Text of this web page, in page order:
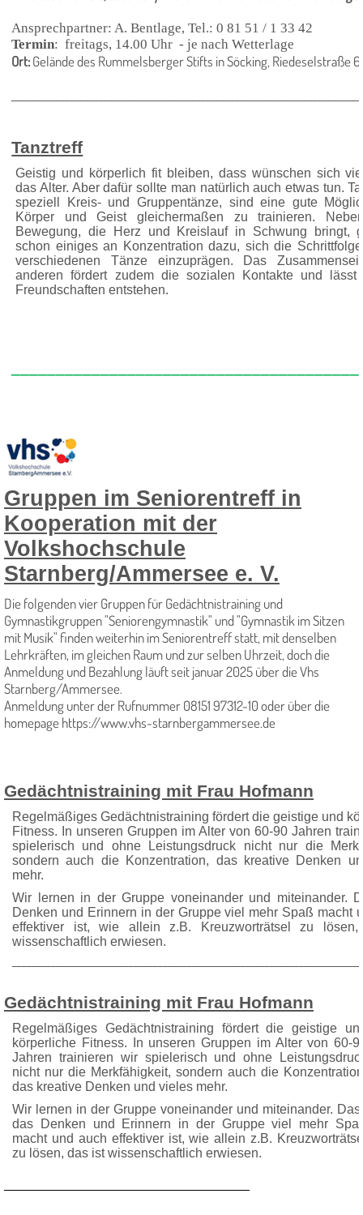
Ansprechpartner: A. Bentlage, Tel.: 0 81 51 / 1 33 42
Termin: freitags, 14.00 Uhr - je nach Wetterlage
Ort:Gelände des Rummelsberger Stifts in Söcking, Riedeselstraße 6
Tanztreff
Geistig und körperlich fit bleiben, dass wünschen sich
das Alter. Aber dafür sollte man natürlich auch etwas tun.
speziell Kreis- und Gruppentänze, sind eine gute
Körper und Geist gleichermaßen zu trainieren.
Bewegung, die Herz und Kreislauf in Schwung bringt,
schon einiges an Konzentration dazu, sich die
verschiedenen Tänze einzuprägen. Das
anderen fördert zudem die sozialen Kontakte und lässt
Freundschaften entstehen.
Gruppen im Seniorentreff in
Kooperation mit der
Volkshochschule
Starnberg/Ammersee e. V.
Die folgenden vier Gruppen für Gedächtnistraining und
Gymnastikgruppen "Seniorengymnastik" und "Gymnastik im Sitzen
mit Musik" finden weiterhin im Seniorentreff statt, mit denselben
Lehrkräften, im gleichen Raum und zur selben Uhrzeit, doch die
Anmeldung und Bezahlung läuft seit januar 2025 über die Vhs
Starnberg/Ammersee.
Anmeldung unter der Rufnummer 08151 97312-10 oder über die
homepage https://www.vhs-starnbergammersee.de
Gedächtnistraining mit Frau Hofmann
Regelmäßiges Gedächtnistraining fördert die geistige und
Fitness. In unseren Gruppen im Alter von 60-90 Jahren
spielerisch und ohne Leistungsdruck nicht nur die
sondern auch die Konzen­tration, das kreative Denken
mehr.
Wir lernen in der Gruppe voneinander und mitein­ander.
Denken und Erinnern in der Gruppe viel mehr Spaß macht
effektiver ist, wie allein z.B. Kreuzworträtsel zu
wissenschaftlich erwiesen.
Gedächtnistraining mit Frau Hofmann
Regelmäßiges Gedächtnistraining fördert die geistige
körperliche Fitness. In unseren Gruppen im Alter von 60-
Jahren trainieren wir spielerisch und ohne
nicht nur die Merkfähigkeit, sondern auch die
das kreative Denken und vieles mehr.
Wir lernen in der Gruppe voneinander und mitein­ander.
das Denken und Erinnern in der Gruppe viel mehr
macht und auch effektiver ist, wie allein z.B.
zu lösen, das ist wissenschaftlich erwiesen.